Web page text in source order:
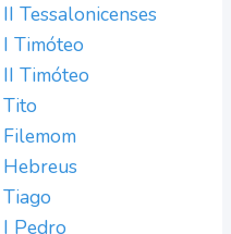
II Tessalonicenses
I Timóteo
II Timóteo
Tito
Filemom
Hebreus
Tiago
I Pedro